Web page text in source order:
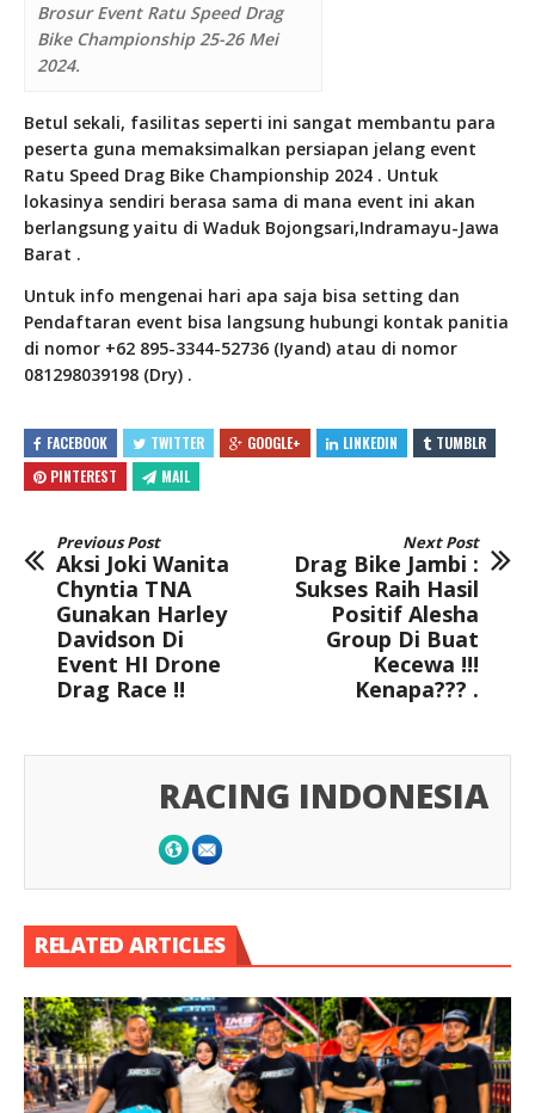
Brosur Event Ratu Speed Drag
Bike Championship 25-26 Mei
2024.
Betul sekali, fasilitas seperti ini sangat membantu para
peserta guna memaksimalkan persiapan jelang event
Ratu Speed Drag Bike Championship 2024 . Untuk
lokasinya sendiri berasa sama di mana event ini akan
berlangsung yaitu di Waduk Bojongsari,Indramayu-Jawa
Barat .
Untuk info mengenai hari apa saja bisa setting dan
Pendaftaran event bisa langsung hubungi kontak panitia
di nomor +62 895-3344-52736 (Iyand) atau di nomor
081298039198 (Dry) .
FACEBOOK TWITTER GOOGLE+ LINKEDIN
TUMBLR
PINTEREST
MAIL
Previous Post
Aksi Joki Wanita
Chyntia TNA
Gunakan Harley
Davidson Di
Event HI Drone
Drag Race !!
Next Post
Drag Bike Jambi :
Sukses Raih Hasil
Positif Alesha
Group Di Buat
Kecewa !!!
Kenapa??? .
RACING INDONESIA
RELATED ARTICLES